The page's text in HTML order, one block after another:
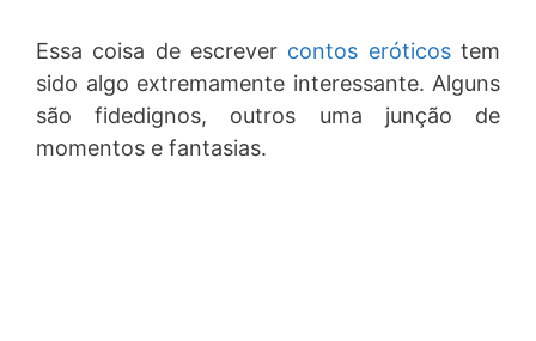
Essa coisa de escrever contos eróticostem
sido algo extremamente interessante. Alguns
são fidedignos, outros uma junção de
momentos e fantasias.